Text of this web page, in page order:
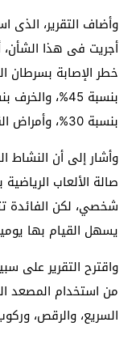
أجريت فى هذا
بنسبة 30%، وأمراض القلب بنسبة تزيد عن 40%.
وأشار إلى أن النشاط
صالة الألعاب
شخصي، لكن الفائدة
يسهل القيام بها
واقترح التقرير على
من استخدام المصعد
السريع، والرقص،